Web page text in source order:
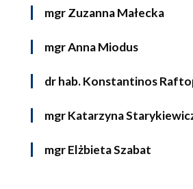
mgr Zuzanna Małecka
mgr Anna Miodus
dr hab. Konstantinos
mgr Katarzyna
mgr Elżbieta Szabat